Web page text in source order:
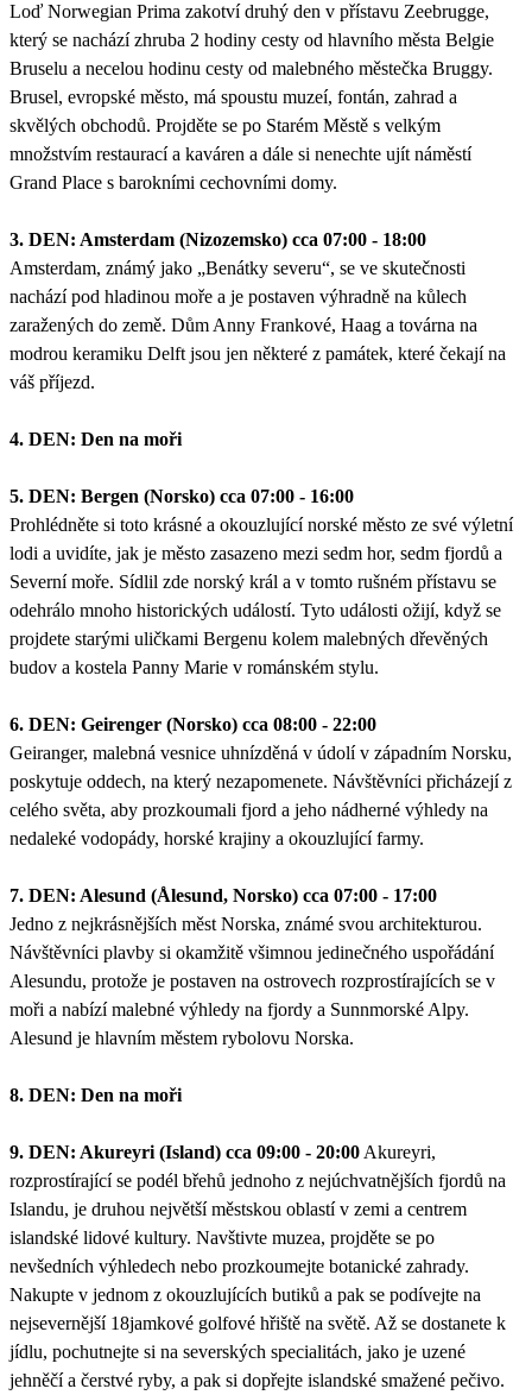
Loď Norwegian Prima zakotví druhý den v přístavu Zeebrugge,
který se nachází zhruba 2 hodiny cesty od hlavního města Belgie
Bruselu a necelou hodinu cesty od malebného městečka Bruggy.
Brusel, evropské město, má spoustu muzeí, fontán, zahrad a
skvělých obchodů. Projděte se po Starém Městě s velkým
množstvím restaurací a kaváren a dále si nenechte ujít náměstí
Grand Place s barokními cechovními domy.
3. DEN: Amsterdam (Nizozemsko) cca 07:00 - 18:00
Amsterdam, známý jako „Benátky severu“, se ve skutečnosti
nachází pod hladinou moře a je postaven výhradně na kůlech
zaražených do země. Dům Anny Frankové, Haag a továrna na
modrou keramiku Delft jsou jen některé z památek, které čekají na
váš příjezd.
4. DEN: Den na moři
5. DEN: Bergen (Norsko) cca 07:00 - 16:00
Prohlédněte si toto krásné a okouzlující norské město ze své výletní
lodi a uvidíte, jak je město zasazeno mezi sedm hor, sedm fjordů a
Severní moře. Sídlil zde norský král a v tomto rušném přístavu se
odehrálo mnoho historických událostí. Tyto události ožijí, když se
projdete starými uličkami Bergenu kolem malebných dřevěných
budov a kostela Panny Marie v románském stylu.
6. DEN: Geirenger (Norsko) cca 08:00 - 22:00
Geiranger, malebná vesnice uhnízděná v údolí v západním Norsku,
poskytuje oddech, na který nezapomenete. Návštěvníci přicházejí z
celého světa, aby prozkoumali fjord a jeho nádherné výhledy na
nedaleké vodopády, horské krajiny a okouzlující farmy.
7. DEN: Alesund (Ålesund, Norsko) cca 07:00 - 17:00
Jedno z nejkrásnějších měst Norska, známé svou architekturou.
Návštěvníci plavby si okamžitě všimnou jedinečného uspořádání
Alesundu, protože je postaven na ostrovech rozprostírajících se v
moři a nabízí malebné výhledy na fjordy a Sunnmorské Alpy.
Alesund je hlavním městem rybolovu Norska.
8. DEN: Den na moři
9. DEN: Akureyri (Island) cca 09:00 - 20:00 Akureyri,
rozprostírající se podél břehů jednoho z nejúchvatnějších fjordů na
Islandu, je druhou největší městskou oblastí v zemi a centrem
islandské lidové kultury. Navštivte muzea, projděte se po
nevšedních výhledech nebo prozkoumejte botanické zahrady.
Nakupte v jednom z okouzlujících butiků a pak se podívejte na
nejsevernější 18jamkové golfové hřiště na světě. Až se dostanete k
jídlu, pochutnejte si na severských specialitách, jako je uzené
jehněčí a čerstvé ryby, a pak si dopřejte islandské smažené pečivo.